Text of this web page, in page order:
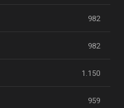
982
982
1.150
959